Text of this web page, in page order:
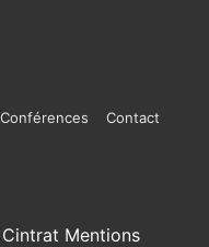
Conférences
Contact
Mentions